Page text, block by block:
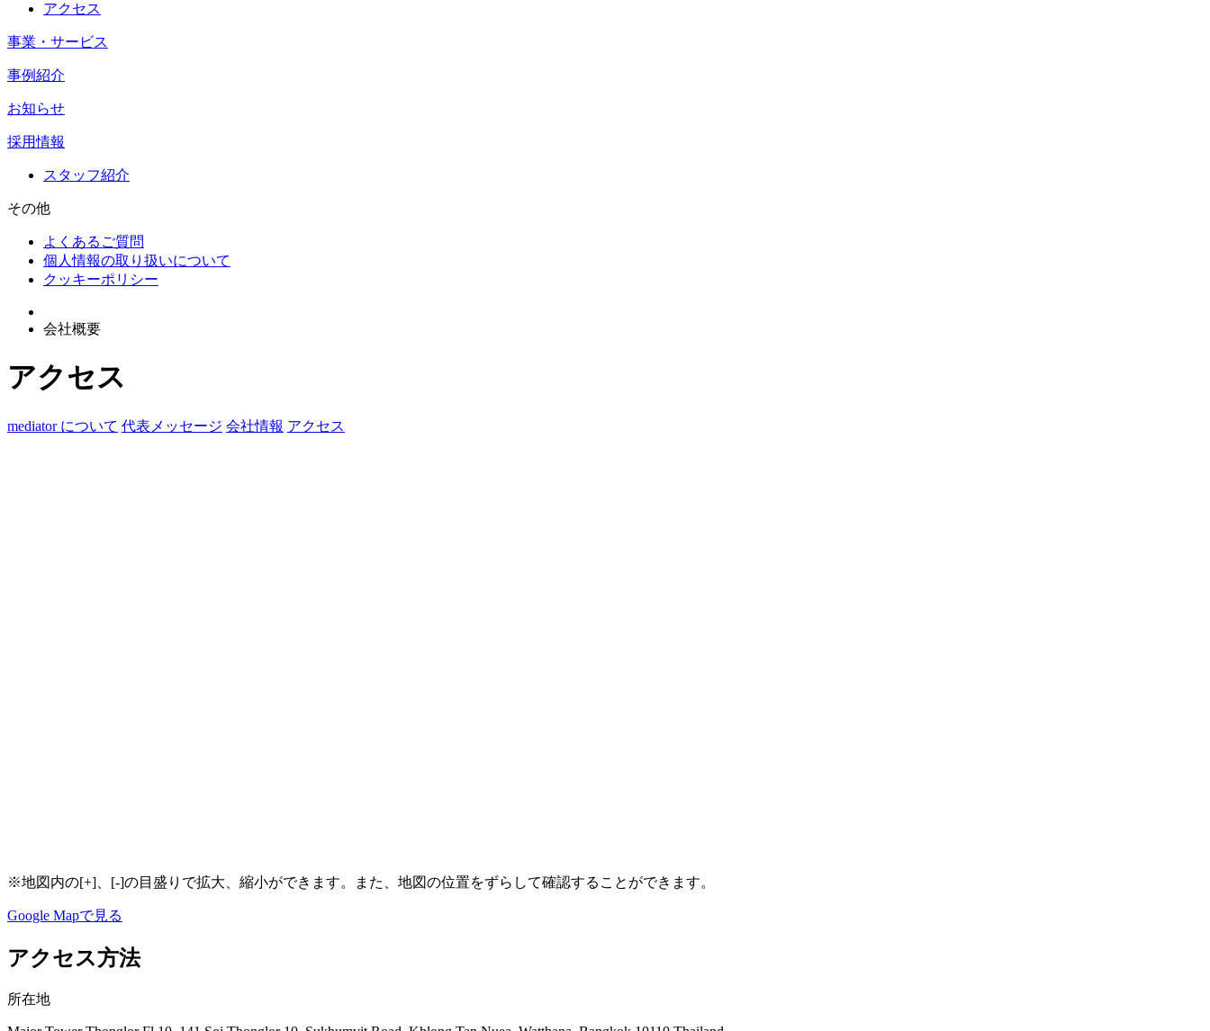
アクセス
事業・サービス
事例紹介
お知らせ
採用情報
スタッフ紹介
その他
よくあるご質問
個人情報の取り扱いについて
クッキーポリシー
会社概要
アクセス
mediator について 代表メッセージ 会社情報 アクセス
※地図内の[+]、[-]の目盛りで拡大、縮小ができます。また、地図の位置をずらして確認することができます。
Google Mapで見る
アクセス方法
所在地